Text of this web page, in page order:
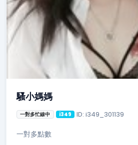
騷小媽媽
一對多忙線中 i349 ID: i349_301139
一對多點數